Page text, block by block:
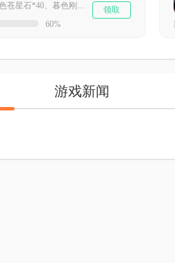
+10强化锤*1、浅色苍星石*40、暮色刚玉*40
60%
领取
游戏新闻